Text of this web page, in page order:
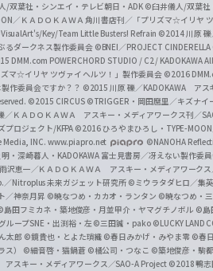
/双葉社・シンエイ・テレビ朝日・ADK ©臼井儀人/双葉社
／ＫＡＤＯＫＡＷＡ 角川書店刊／「プリズマ☆イリヤ
Key/Team Little Busters! Refrain ©2014 川原
るダークネス製作委員会 ©BNEI／PROJECT
DMM.com POWERCHORD STUDIO / C2 / KADOKAWA
ズマ☆イリヤ ツヴァイ ヘルツ！」製作委員会 ©2016
作委員会ですか？？ ©2015 川原 礫／KADOKAWA アス
©2015 CIRCUS ©TRIGGER・岡田麿里／キズナイ
／ＫＡＤＯＫＡＷＡ アスキー・メディアワークス刊／
ロジェクト/KFPA ©2016 ひろやまひろし・TYPE-
Media, INC. www.piapro.net
©NANOHA
・深崎暮人・KADOKAWA 富士見書房／冴えない製作委
沢恵一／ＫＡＤＯＫＡＷＡ アスキー・メディアワーク
Nitroplus 未来ガジェット研究所 ©ミウラタダヒロ／集
／神奈月昇 ©暁なつめ・カカオ・ランタン ©暁なつめ・
島田フミカネ・築地俊彦・月並甲介・ヤマグチノボル ©島
ループSNE・出渕裕・左©三田誠・pako ©LUCKY LAND
太郎 ©鏡貴也・とよた瑣織 ©春日みかげ・みやま零 ©春
ス） ©細音啓・猫鍋蒼 ©橘公司・つなこ ©築地俊彦・駒
スキー・メディアワークス／SAO-A Project ©2018 鴨志